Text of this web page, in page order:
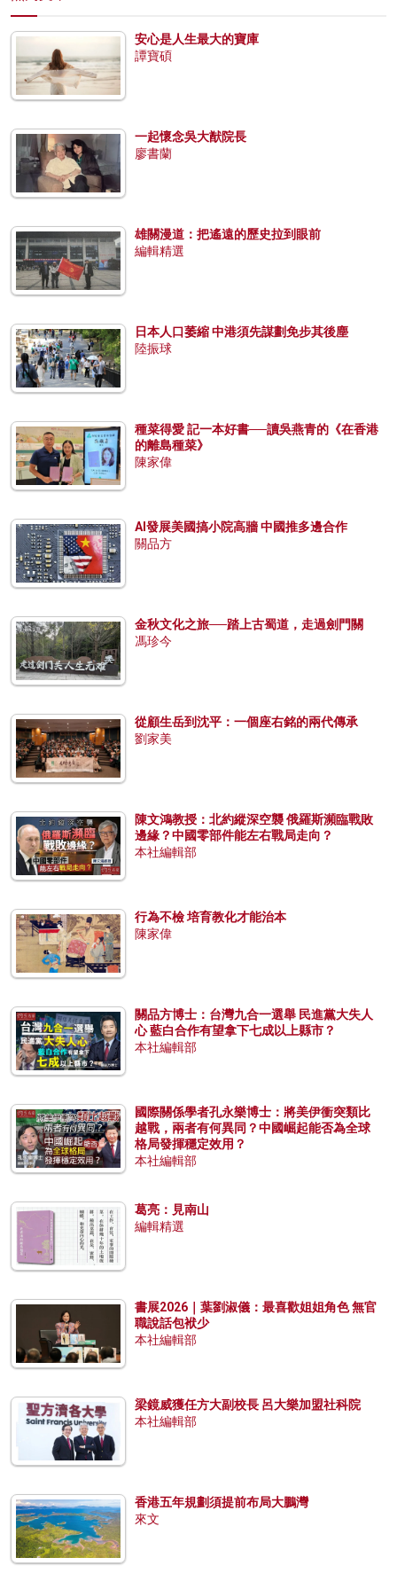
安心是人生最大的寶庫
譚寶碩
一起懷念吳大猷院長
廖書蘭
雄關漫道：把遙遠的歷史拉到眼前
編輯精選
日本人口萎縮 中港須先謀劃免步其後塵
陸振球
種菜得愛 記一本好書──讀吳燕青的《在香港
的離島種菜》
陳家偉
AI發展美國搞小院高牆 中國推多邊合作
關品方
金秋文化之旅──踏上古蜀道，走過劍門關
馮珍今
從顧生岳到沈平：一個座右銘的兩代傳承
劉家美
陳文鴻教授：北約縱深空襲 俄羅斯瀕臨戰敗
邊緣？中國零部件能左右戰局走向？
本社編輯部
行為不檢 培育教化才能治本
陳家偉
關品方博士：台灣九合一選舉 民進黨大失人
心 藍白合作有望拿下七成以上縣市？
本社編輯部
國際關係學者孔永樂博士：將美伊衝突類比
越戰，兩者有何異同？中國崛起能否為全球
格局發揮穩定效用？
本社編輯部
葛亮：見南山
編輯精選
書展2026｜葉劉淑儀：最喜歡姐姐角色 無官
職說話包袱少
本社編輯部
梁鏡威獲任方大副校長 呂大樂加盟社科院
本社編輯部
香港五年規劃須提前布局大鵬灣
來文